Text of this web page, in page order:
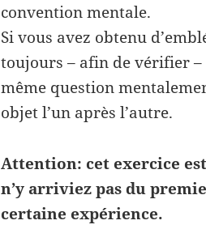
convention mentale.
Si vous avez obtenu
toujours – afin de vérifier
même question
objet l’un après l’autre.
Attention: cet exercice
n’y arriviez pas du
certaine expérience.